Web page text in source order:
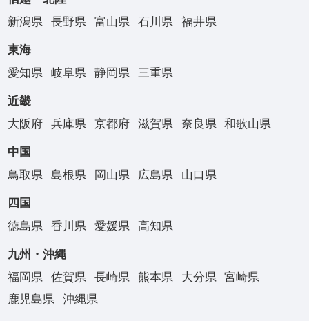
新潟県
長野県 富山県 石川県 福井県
東海
愛知県
岐阜県 静岡県 三重県
近畿
大阪府
兵庫県 京都府 滋賀県 奈良県 和歌山県
中国
鳥取県
島根県 岡山県 広島県 山口県
四国
徳島県
香川県 愛媛県 高知県
九州・沖縄
福岡県
佐賀県 長崎県 熊本県 大分県
宮崎県
鹿児島県
沖縄県